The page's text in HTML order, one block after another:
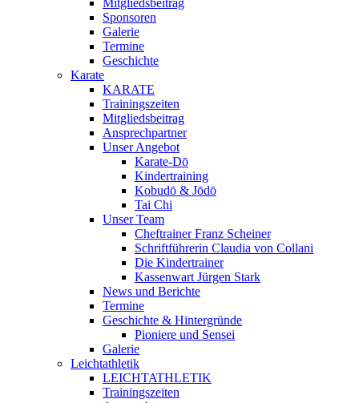
Mitgliedsbeitrag
Sponsoren
Galerie
Termine
Geschichte
Karate
KARATE
Trainingszeiten
Mitgliedsbeitrag
Ansprechpartner
Unser Angebot
Karate-Dō
Kindertraining
Kobudō & Jōdō
Tai Chi
Unser Team
Cheftrainer Franz Scheiner
Schriftführerin Claudia von Collani
Die Kindertrainer
Kassenwart Jürgen Stark
News und Berichte
Termine
Geschichte & Hintergründe
Pioniere und Sensei
Galerie
Leichtathletik
LEICHTATHLETIK
Trainingszeiten